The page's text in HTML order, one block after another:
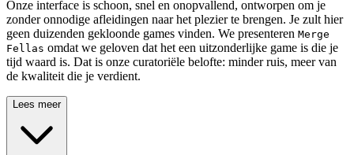
Onze interface is schoon, snel en onopvallend, ontworpen om je
zonder onnodige afleidingen naar het plezier te brengen. Je zult hier
geen duizenden gekloonde games vinden. We presenteren Merge
Fellas omdat we geloven dat het een uitzonderlijke game is die je
tijd waard is. Dat is onze curatoriële belofte: minder ruis, meer van
de kwaliteit die je verdient.
Lees meer